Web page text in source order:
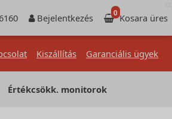
Bejelentkezés 0Kosara üres
Kiszállítás Garanciális ügyek
Értékcsökk. monitorok